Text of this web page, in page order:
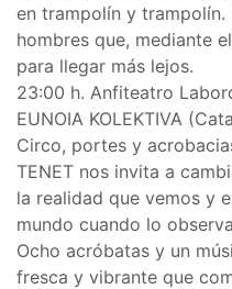
en trampolín y
hombres que, mediante
para llegar más lejos.
23:00 h. Anfiteatro
EUNOIA KOLEKTIVA
Circo, portes y
TENET nos invita a
la realidad que vemos y
mundo cuando lo
Ocho acróbatas y un
fresca y vibrante que